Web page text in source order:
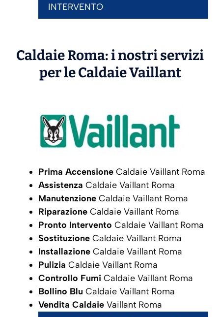
INTERVENTO
Caldaie Roma: i nostri servizi
per le CaldaieVaillant
Prima Accensione Caldaie Vaillant Roma
Assistenza Caldaie Vaillant Roma
Manutenzione Caldaie Vaillant Roma
Riparazione Caldaie Vaillant Roma
Pronto Intervento Caldaie Vaillant Roma
Sostituzione Caldaie Vaillant Roma
Installazione Caldaie Vaillant Roma
Pulizia Caldaie Vaillant Roma
Controllo Fumi Caldaie Vaillant Roma
Bollino Blu Caldaie Vaillant Roma
Vendita Caldaie Vaillant Roma